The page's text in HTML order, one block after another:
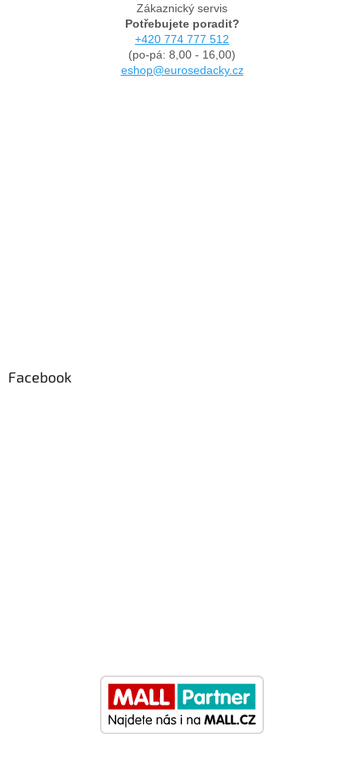
Zákaznický servis
Potřebujete poradit?
+420 774 777 512
(po-pá: 8,00 - 16,00)
eshop@eurosedacky.cz
Facebook